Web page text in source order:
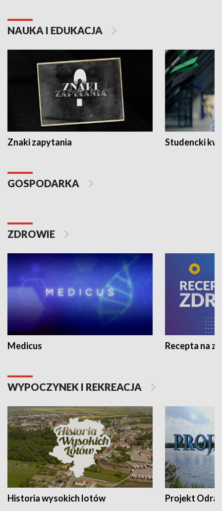
NAUKA I EDUKACJA
Znaki zapytania Studencki
GOSPODARKA
ZDROWIE
Medicus Recepta na
WYPOCZYNEK I REKREACJA
Historia wysokich lotów Projekt Odra